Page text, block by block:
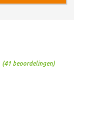
(41 beoordelingen)